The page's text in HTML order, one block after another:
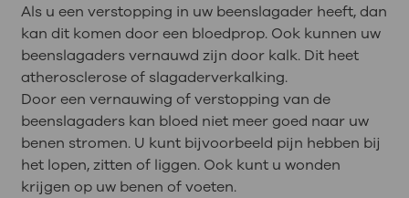
Als u een verstopping in uw beenslagader heeft, dan
kan dit komen door een bloedprop. Ook kunnen uw
beenslagaders vernauwd zijn door kalk. Dit heet
atherosclerose of slagaderverkalking.
Door een vernauwing of verstopping van de
beenslagaders kan bloed niet meer goed naar uw
benen stromen. U kunt bijvoorbeeld pijn hebben bij
het lopen, zitten of liggen. Ook kunt u wonden
krijgen op uw benen of voeten.